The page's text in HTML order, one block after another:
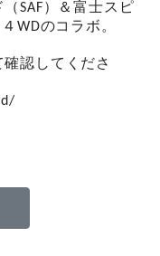
SAF）＆富士スピ
WDのコラボ。
認してくださ